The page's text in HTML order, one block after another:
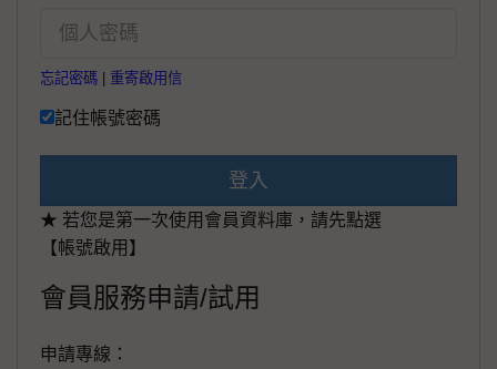
忘記密碼 重寄啟用信
記住帳號密碼
登入
★ 若您是第一次使用會員資料庫，請先點選
【帳號啟用】
會員服務申請/試用
申請專線：